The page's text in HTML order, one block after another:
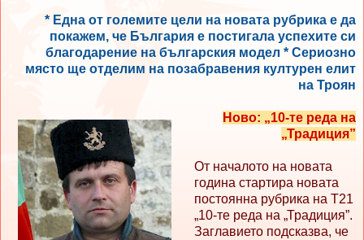
* Една от големите цели на новата рубрика е да
покажем, че България е постигала успехите си
благодарение на българския модел * Сериозно
място ще отделим на позабравения културен елит
на Троян
Ново: „10-те реда на
„Традиция”
От началото на новата
година стартира новата
постоянна рубрика на Т21
„10-те реда на „Традиция”.
Заглавието подсказва, че